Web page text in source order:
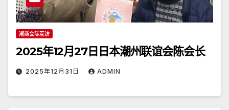
潮商会际互访
2025年12月27日日本潮州联谊会陈会长
2025年12月31日 ADMIN